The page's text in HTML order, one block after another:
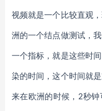
视频就是一个比较直观
洲的一个结点做测试，
一个指标，就是这些时
染的时间，这个时间就
来在欧洲的时候，2秒